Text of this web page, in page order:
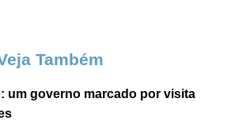
Também
um governo marcado por visita